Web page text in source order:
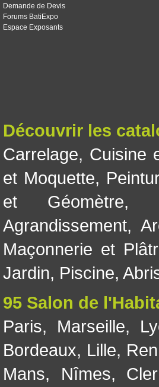
Demande de Devis
Forums BatiExpo
Espace Exposants
Découvrir les
Carrelage, Cuisine
et Moquette,
et Géomètre,
Agrandissement,
Maçonnerie et
Jardin, Piscine,
95 Salon de
Paris, Marseille,
Bordeaux, Lille,
Mans, Nîmes,